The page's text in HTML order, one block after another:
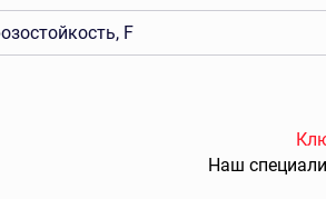
F
Наш